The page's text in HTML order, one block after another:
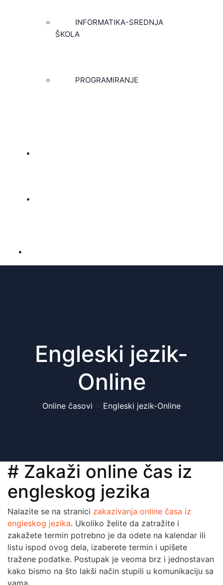
INFORMATIKA-SREDNJA
ŠKOLA
PROGRAMIRANJE
Engleski jezik-
Online
Online časovi > Engleski jezik-Online
# Zakaži online čas iz
engleskog jezika
Nalazite se na stranici zakazivanja online časa iz
engleskog jezika. Ukoliko želite da zatražite i
zakažete termin potrebno je da odete na kalendar ili
listu ispod ovog dela, izaberete termin i upišete
tražene podatke. Postupak je veoma brz i jednostavan
kako bismo na što lakši način stupili u komunikaciju sa